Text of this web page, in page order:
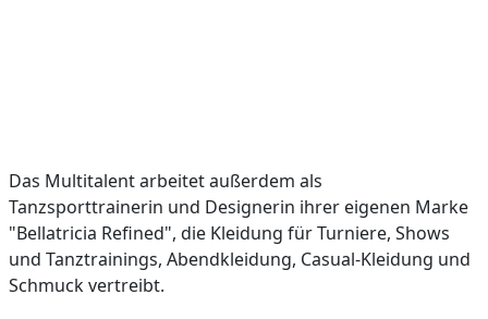
Das Multitalent arbeitet außerdem als
Tanzsporttrainerin und Designerin ihrer eigenen Marke
"Bellatricia Refined", die Kleidung für Turniere, Shows
und Tanztrainings, Abendkleidung, Casual-Kleidung und
Schmuck vertreibt.